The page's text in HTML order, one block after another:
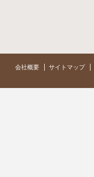
会社概要 サイトマップ